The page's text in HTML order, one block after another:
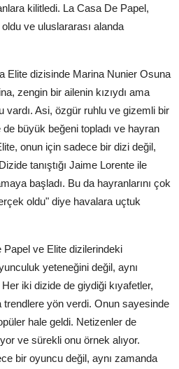
kilitledi. La Casa De Papel,
ve uluslararası alanda
Elite dizisinde Marina Nunier Osuna
zengin bir ailenin kızıydı ama
vardı. Asi, özgür ruhlu ve gizemli bir
büyük beğeni topladı ve hayran
onun için sadece bir dizi değil,
tanıştığı Jaime Lorente ile
başladı. Bu da hayranlarını çok
oldu" diye havalara uçtuk
ve Elite dizilerindeki
yeteneğini değil, aynı
iki dizide de giydiği kıyafetler,
yön verdi. Onun sayesinde
hale geldi. Netizenler de
ve sürekli onu örnek alıyor.
bir oyuncu değil, aynı zamanda